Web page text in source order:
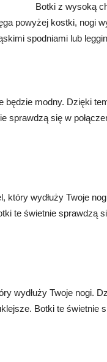
Botki z wysoką
powyżej kostki, nogi
spodniami lub
modny. Dzięki
sprawdzą się w
który wydłuży Twoje
te świetnie sprawdzą
wydłuży Twoje nogi.
Botki te świetnie